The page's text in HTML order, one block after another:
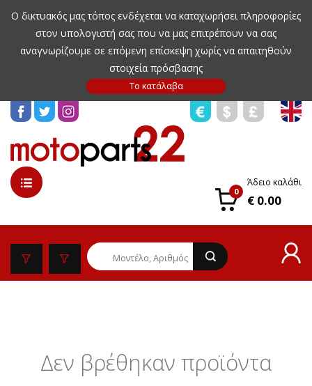
Ο δικτυακός μας τόπος ενδέχεται να καταχωρήσει πληροφορίες
στον υπολογιστή σας που να μας επιτρέπουν να σας
αναγνωρίζουμε σε επόμενη επίσκεψη χωρίς να απαιτηθούν
στοιχεία πρόσβασης
0
Άδειο καλάθι
€ 0.00
Δεν βρέθηκαν προϊόντα